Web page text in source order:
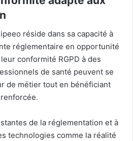
réside dans sa capacité à
réglementaire en opportunité
conformité RGPD à des
de santé peuvent se
de métier tout en bénéficiant
de la réglementation et à
technologies comme la réalité